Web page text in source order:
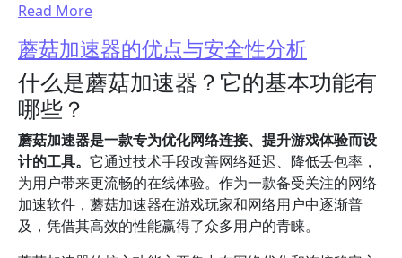
Read More
蘑菇加速器的优点与安全性分析
什么是蘑菇加速器？它的基本功能有
哪些？
蘑菇加速器是一款专为优化网络连接、提升游戏体验而设
计的工具。 它通过技术手段改善网络延迟、降低丢包率，
为用户带来更流畅的在线体验。作为一款备受关注的网络
加速软件，蘑菇加速器在游戏玩家和网络用户中逐渐普
及，凭借其高效的性能赢得了众多用户的青睐。